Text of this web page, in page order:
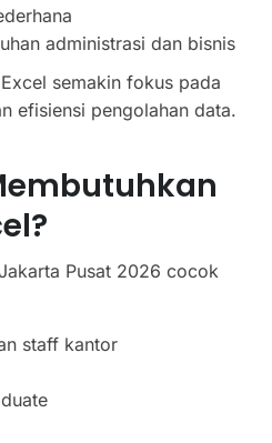
administrasi dan bisnis
semakin fokus pada
efisiensi pengolahan data.
Pusat 2026 cocok
staff kantor